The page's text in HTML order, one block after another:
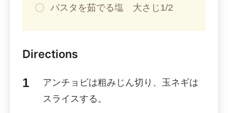
パスタを茹でる塩 大さじ1/2
Directions
アンチョビは粗みじん切り、玉ネギは
スライスする。